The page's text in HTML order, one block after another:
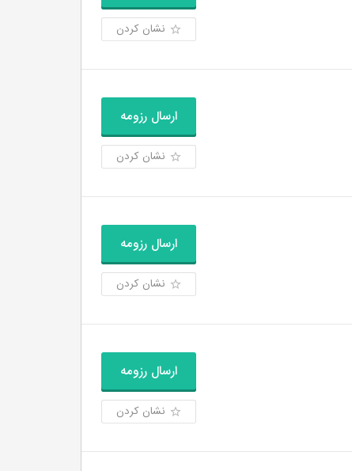
نشان کردن
ارسال رزومه
نشان کردن
ارسال رزومه
نشان کردن
ارسال رزومه
نشان کردن